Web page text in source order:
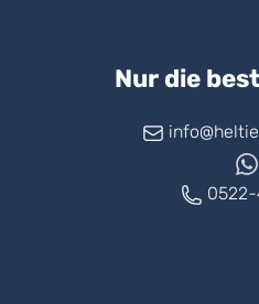
Nur die
0522-